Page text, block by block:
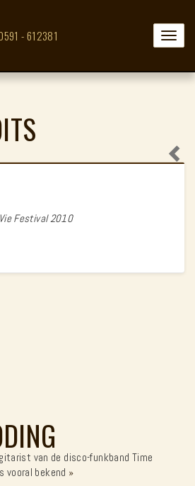
Toggle
- 612381
Festival 2010
van de disco-funkband Time
vooral bekend »